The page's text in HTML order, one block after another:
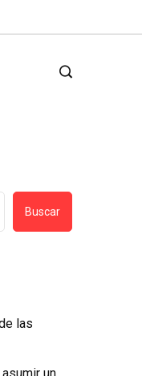
Buscar
las